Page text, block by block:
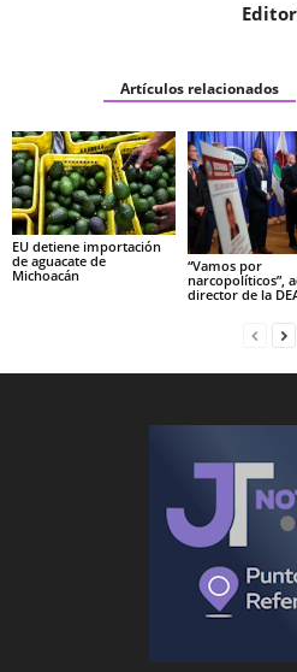
Editor
Artículos relacionados
EU detiene importación
de aguacate de
Michoacán
“Vamos por
narcopolíticos”,
director de la